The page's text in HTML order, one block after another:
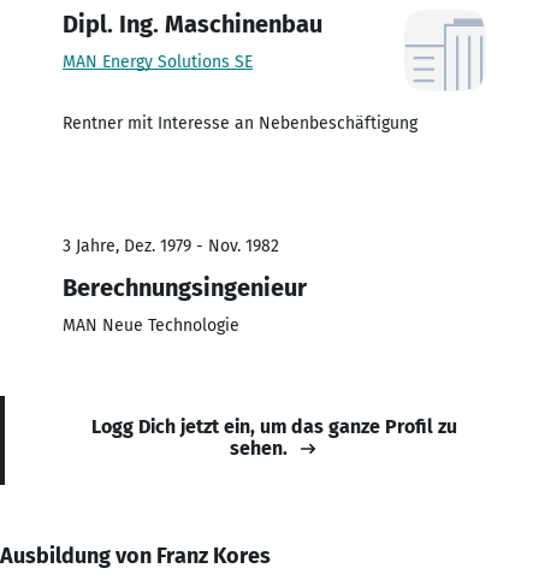
Dipl. Ing. Maschinenbau
MAN Energy Solutions SE
Rentner mit Interesse an Nebenbeschäftigung
3 Jahre, Dez. 1979 - Nov. 1982
Berechnungsingenieur
MAN Neue Technologie
Logg Dich jetzt ein, um das ganze Profil zu
sehen.
Ausbildung von Franz Kores